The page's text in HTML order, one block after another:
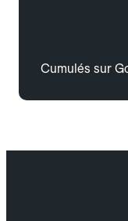
Cumulés sur